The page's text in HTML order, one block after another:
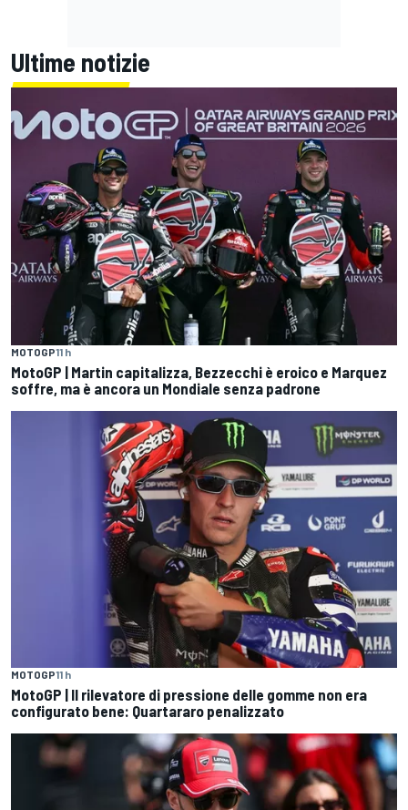
Ultime notizie
MOTOGP11 h
MotoGP | Martin capitalizza, Bezzecchi è eroico e Marquez
soffre, ma è ancora un Mondiale senza padrone
MOTOGP11 h
MotoGP | Il rilevatore di pressione delle gomme non era
configurato bene: Quartararo penalizzato